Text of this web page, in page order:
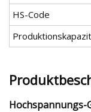
HS-Code
Hochspannungs-